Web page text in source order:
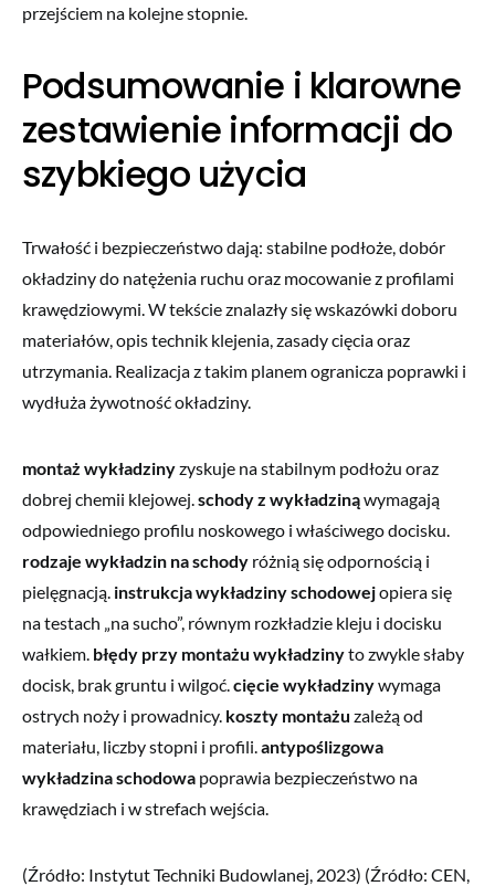
przejściem na kolejne stopnie.
Podsumowanie i klarowne
zestawienie informacji do
szybkiego użycia
Trwałość i bezpieczeństwo dają: stabilne podłoże, dobór
okładziny do natężenia ruchu oraz mocowanie z profilami
krawędziowymi. W tekście znalazły się wskazówki doboru
materiałów, opis technik klejenia, zasady cięcia oraz
utrzymania. Realizacja z takim planem ogranicza poprawki i
wydłuża żywotność okładziny.
montaż wykładzinyzyskuje na stabilnym podłożu oraz
dobrej chemii klejowej. schody z wykładzinąwymagają
odpowiedniego profilu noskowego i właściwego docisku.
rodzaje wykładzin na schody różnią się odpornością i
pielęgnacją. instrukcja wykładziny schodowejopiera się
na testach „na sucho”, równym rozkładzie kleju i docisku
wałkiem. błędy przy montażu wykładzinyto zwykle słaby
docisk, brak gruntu i wilgoć. cięcie wykładzinywymaga
ostrych noży i prowadnicy. koszty montażu zależą od
materiału, liczby stopni i profili. antypoślizgowa
wykładzina schodowa poprawia bezpieczeństwo na
krawędziach i w strefach wejścia.
(Źródło: Instytut Techniki Budowlanej, 2023) (Źródło: CEN,